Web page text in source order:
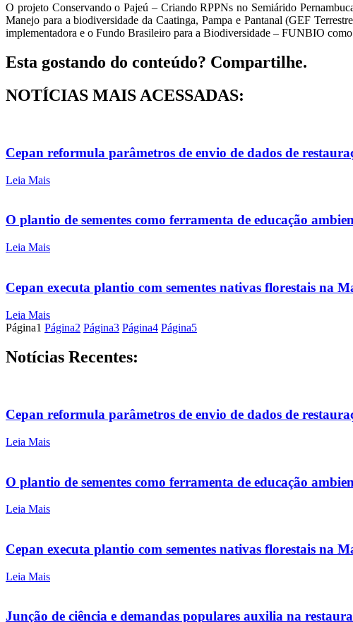
O projeto Conservando o Pajeú – Criando RPPNs no Semiárido
Manejo para a biodiversidade da Caatinga, Pampa e Pantanal (GEF
implementadora e o Fundo Brasileiro para a Biodiversidade – FUNBIO
Esta gostando do conteúdo? Compartilhe.
NOTÍCIAS MAIS ACESSADAS:
Cepan reformula parâmetros de envio de dados de
Leia Mais
O plantio de sementes como ferramenta de educação
Leia Mais
Cepan executa plantio com sementes nativas florestais na
Leia Mais
Página1 Página2 Página3 Página4 Página5
Notícias Recentes:
Cepan reformula parâmetros de envio de dados de
Leia Mais
O plantio de sementes como ferramenta de educação
Leia Mais
Cepan executa plantio com sementes nativas florestais na
Leia Mais
Junção de ciência e demandas populares auxilia na